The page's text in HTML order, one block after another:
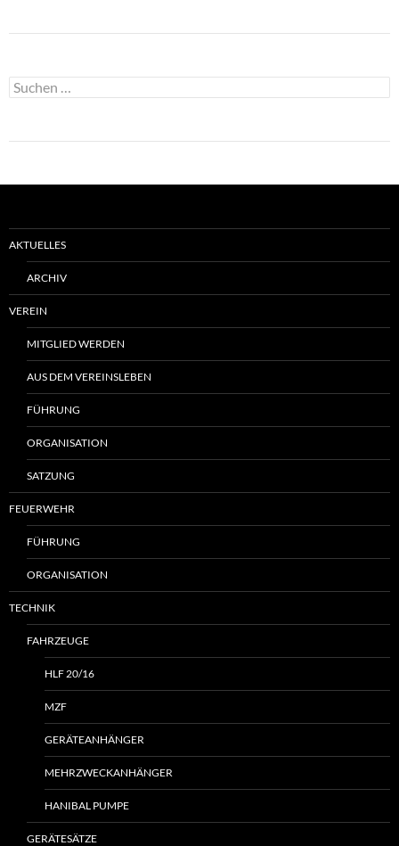
Suchen
nach:
AKTUELLES
ARCHIV
VEREIN
MITGLIED WERDEN
AUS DEM VEREINSLEBEN
FÜHRUNG
ORGANISATION
SATZUNG
FEUERWEHR
FÜHRUNG
ORGANISATION
TECHNIK
FAHRZEUGE
HLF 20/16
MZF
GERÄTEANHÄNGER
MEHRZWECKANHÄNGER
HANIBAL PUMPE
GERÄTESÄTZE